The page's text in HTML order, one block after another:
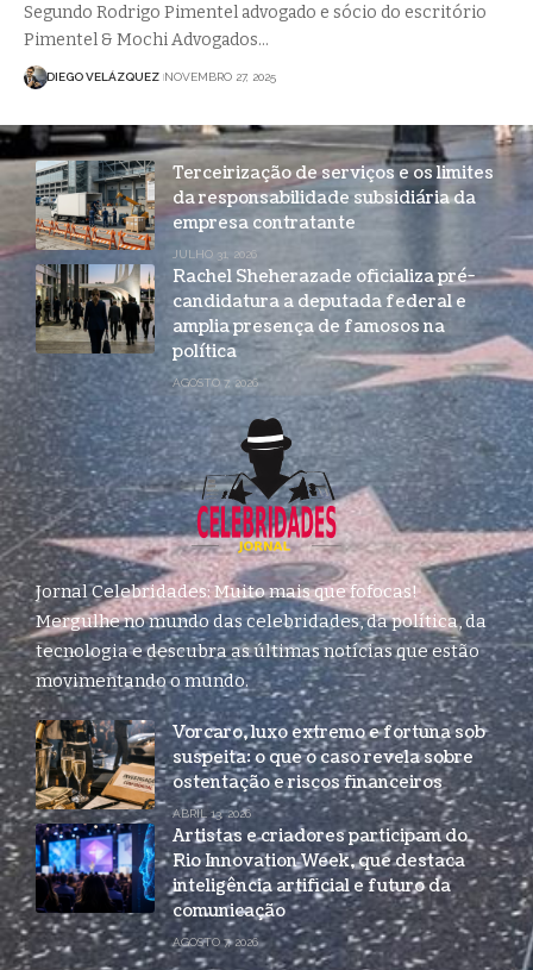
Segundo Rodrigo Pimentel advogado e sócio do escritório
Pimentel & Mochi Advogados…
DIEGO VELÁZQUEZ NOVEMBRO 27, 2025
Terceirização de serviços e os limites
da responsabilidade subsidiária da
empresa contratante
JULHO 31, 2026
Rachel Sheherazade oficializa pré-
candidatura a deputada federal e
amplia presença de famosos na
política
AGOSTO 7, 2026
Jornal Celebridades: Muito mais que fofocas!
Mergulhe no mundo das celebridades, da política, da
tecnologia e descubra as últimas notícias que estão
movimentando o mundo.
Vorcaro, luxo extremo e fortuna sob
suspeita: o que o caso revela sobre
ostentação e riscos financeiros
ABRIL 13, 2026
Artistas e criadores participam do
Rio Innovation Week, que destaca
inteligência artificial e futuro da
comunicação
AGOSTO 7, 2026